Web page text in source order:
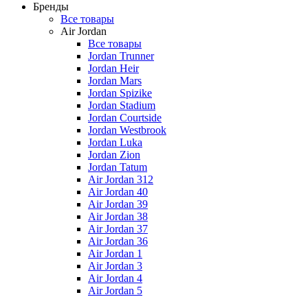
Бренды
Все товары
Air Jordan
Все товары
Jordan Trunner
Jordan Heir
Jordan Mars
Jordan Spizike
Jordan Stadium
Jordan Courtside
Jordan Westbrook
Jordan Luka
Jordan Zion
Jordan Tatum
Air Jordan 312
Air Jordan 40
Air Jordan 39
Air Jordan 38
Air Jordan 37
Air Jordan 36
Air Jordan 1
Air Jordan 3
Air Jordan 4
Air Jordan 5